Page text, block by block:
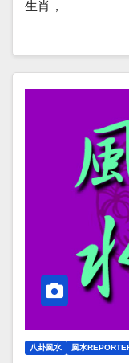
生肖，
八卦風水 風水